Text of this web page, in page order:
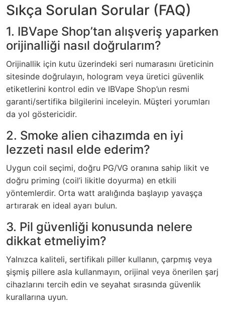
Sıkça Sorulan Sorular (FAQ)
1. IBVape Shop’tan alışveriş yaparken
orijinalliği nasıl doğrularım?
Orijinallik için kutu üzerindeki seri numarasını üreticinin
sitesinde doğrulayın, hologram veya üretici güvenlik
etiketlerini kontrol edin ve IBVape Shop’un resmi
garanti/sertifika bilgilerini inceleyin. Müşteri yorumları
da yol göstericidir.
2. Smoke alien cihazımda en iyi
lezzeti nasıl elde ederim?
Uygun coil seçimi, doğru PG/VG oranına sahip likit ve
doğru priming (coil’i likitle doyurma) en etkili
yöntemlerdir. Orta watt aralığında başlayıp yavaşça
artırarak en ideal ayarı bulun.
3. Pil güvenliği konusunda nelere
dikkat etmeliyim?
Yalnızca kaliteli, sertifikalı piller kullanın, çarpmış veya
şişmiş pillere asla kullanmayın, orijinal veya önerilen şarj
cihazlarını tercih edin ve seyahat sırasında güvenlik
kurallarına uyun.